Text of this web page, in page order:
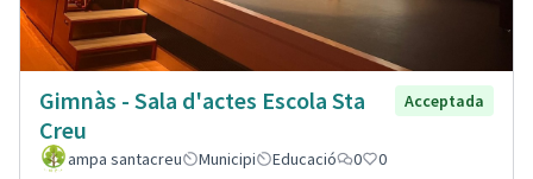
Gimnàs - Sala d'actes Escola Sta
Creu
Acceptada
ampa santacreu Municipi Educació 0 0